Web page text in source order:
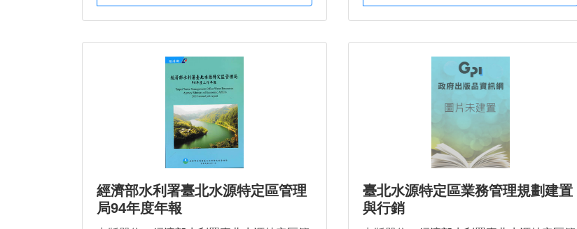
經濟部水利署臺北水源特定區管理
局94年度年報
臺北水源特定區業務管理規劃建置
與行銷